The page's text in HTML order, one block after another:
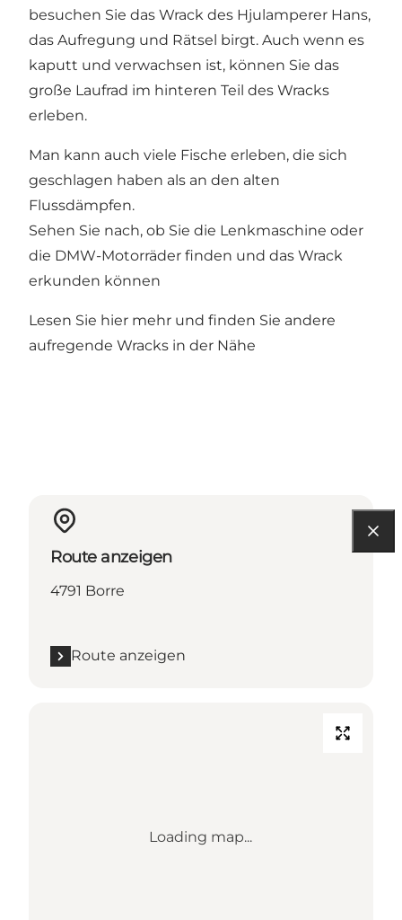
besuchen Sie das Wrack des Hjulamperer Hans,
das Aufregung und Rätsel birgt. Auch wenn es
kaputt und verwachsen ist, können Sie das
große Laufrad im hinteren Teil des Wracks
erleben.
Man kann auch viele Fische erleben, die sich
geschlagen haben als an den alten
Flussdämpfen.
Sehen Sie nach, ob Sie die Lenkmaschine oder
die DMW-Motorräder finden und das Wrack
erkunden können
Lesen Sie hier mehr und finden Sie andere
aufregende Wracks in der Nähe
Route anzeigen
4791 Borre
Route anzeigen
Loading map...